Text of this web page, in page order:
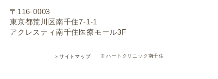
〒116-0003
東京都荒川区南千住7-1-1
アクレスティ南千住医療モール3F
＞サイトマップ © ハートクリニック南千住